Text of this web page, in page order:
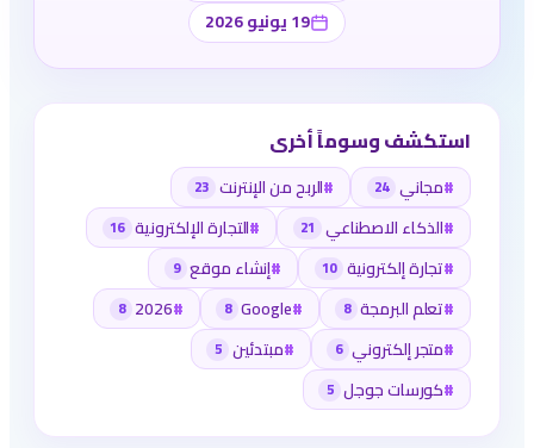
19 يونيو 2026
استكشف وسوماً أخرى
#مجاني 24
#الربح من الإنترنت 23
#الذكاء الاصطناعي 21
#التجارة الإلكترونية 16
#تجارة إلكترونية 10
#إنشاء موقع 9
#تعلم البرمجة 8
#
Google
8
#
2026
8
#متجر إلكتروني 6
#مبتدئين 5
#كورسات جوجل 5